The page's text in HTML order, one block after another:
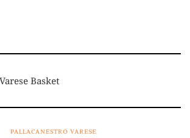
Basket
PALLACANESTRO VARESE